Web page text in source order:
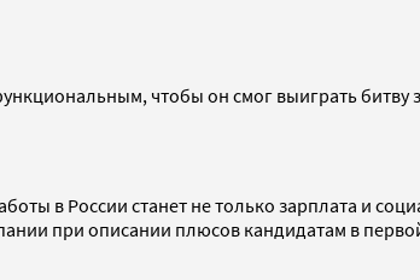
чтобы он смог выиграть битву
в России станет не только зарплата и
при описании плюсов кандидатам в